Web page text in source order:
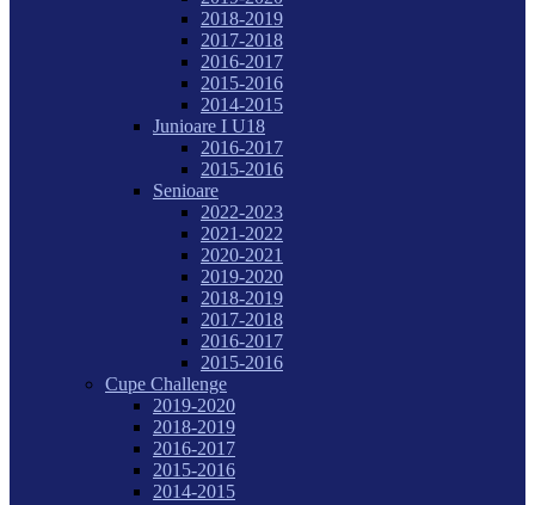
2018-2019
2017-2018
2016-2017
2015-2016
2014-2015
Junioare I U18
2016-2017
2015-2016
Senioare
2022-2023
2021-2022
2020-2021
2019-2020
2018-2019
2017-2018
2016-2017
2015-2016
Cupe Challenge
2019-2020
2018-2019
2016-2017
2015-2016
2014-2015